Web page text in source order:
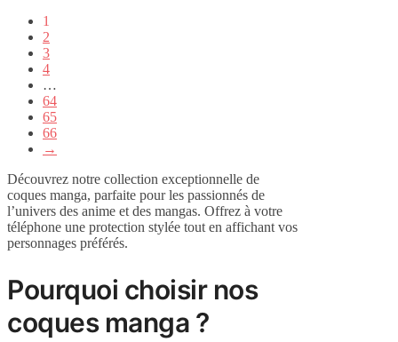
1
2
3
4
…
64
65
66
→
Découvrez notre collection exceptionnelle de
coques manga, parfaite pour les passionnés de
l’univers des anime et des mangas. Offrez à votre
téléphone une protection stylée tout en affichant vos
personnages préférés.
Pourquoi choisir nos
coques manga ?